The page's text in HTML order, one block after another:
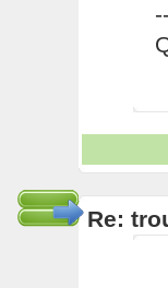
Re: